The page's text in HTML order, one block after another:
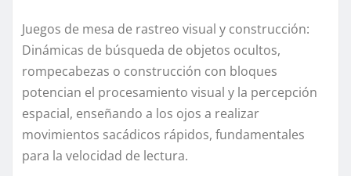
Juegos de mesa de rastreo visual y construcción:
Dinámicas de búsqueda de objetos ocultos,
rompecabezas o construcción con bloques
potencian el procesamiento visual y la percepción
espacial, enseñando a los ojos a realizar
movimientos sacádicos rápidos, fundamentales
para la velocidad de lectura.